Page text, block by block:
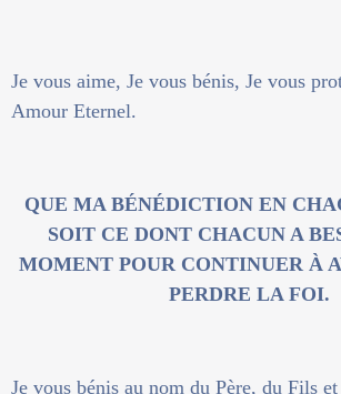
Je vous aime, Je vous bénis, Je vous
Amour Eternel.
QUE MA BÉNÉDICTION EN
SOIT CE DONT CHACUN A
MOMENT POUR CONTINUER À
PERDRE LA FOI.
Je vous bénis au nom du Père, du Fils